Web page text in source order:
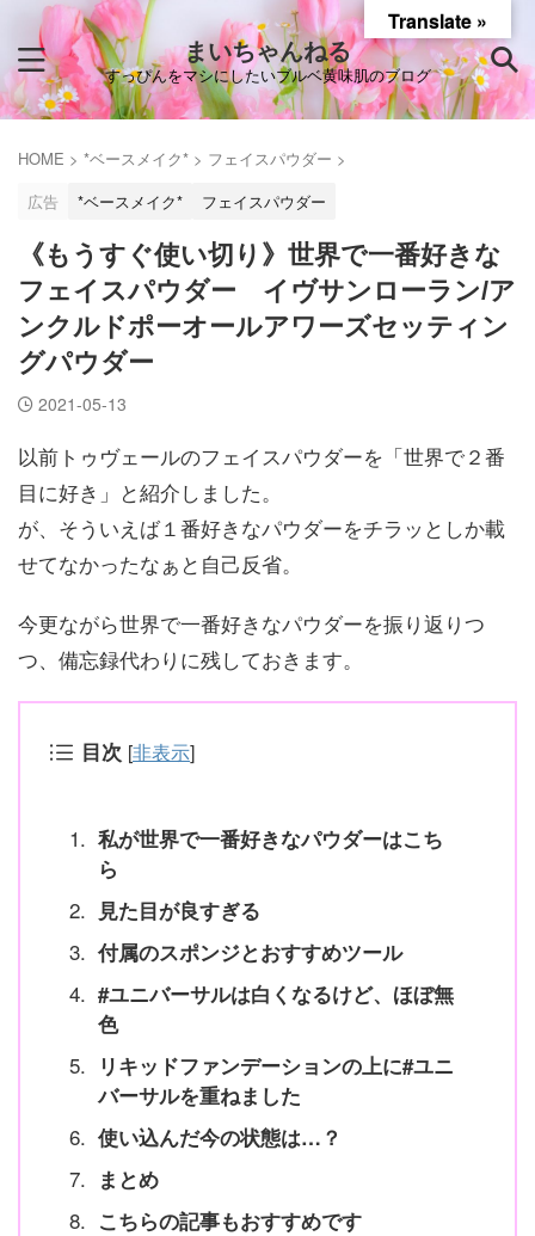
まいちゃんねる
すっぴんをマシにしたいブルベ黄味肌のブログ
HOME > *ベースメイク* > フェイスパウダー >
広告
*ベースメイク* フェイスパウダー
《もうすぐ使い切り》世界で一番好きな
フェイスパウダー イヴサンローラン/ア
ンクルドポーオールアワーズセッティン
グパウダー
2021-05-13
以前トゥヴェールのフェイスパウダーを「世界で２番
目に好き」と紹介しました。
が、そういえば１番好きなパウダーをチラッとしか載
せてなかったなぁと自己反省。
今更ながら世界で一番好きなパウダーを振り返りつ
つ、備忘録代わりに残しておきます。
目次 [非表示]
私が世界で一番好きなパウダーはこち
ら
見た目が良すぎる
付属のスポンジとおすすめツール
#ユニバーサルは白くなるけど、ほぼ無
色
リキッドファンデーションの上に#ユニ
バーサルを重ねました
使い込んだ今の状態は…？
まとめ
こちらの記事もおすすめです
Translate »